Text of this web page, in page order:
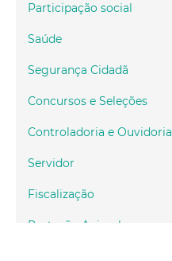
Participação social
Saúde
Segurança Cidadã
Concursos e Seleções
Controladoria e Ouvidoria
Servidor
Fiscalização
Proteção Animal